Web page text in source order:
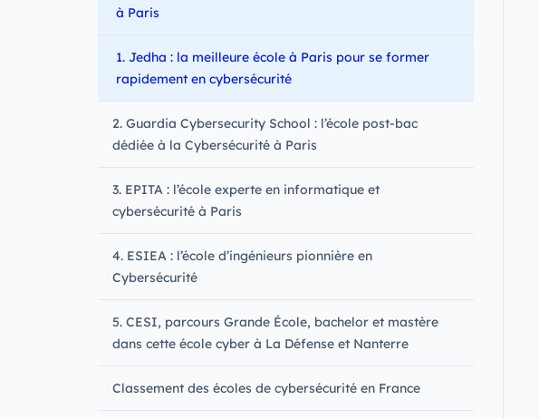
à Paris
1. Jedha : la meilleure école à Paris pour se former
rapidement en cybersécurité
2. Guardia Cybersecurity School : l’école post-bac
dédiée à la Cybersécurité à Paris
3. EPITA : l’école experte en informatique et
cybersécurité à Paris
4. ESIEA : l’école d’ingénieurs pionnière en
Cybersécurité
5. CESI, parcours Grande École, bachelor et mastère
dans cette école cyber à La Défense et Nanterre
Classement des écoles de cybersécurité en France